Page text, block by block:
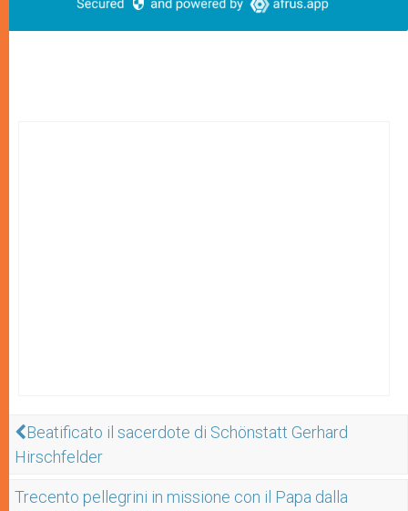
Beatificato il sacerdote di Schönstatt Gerhard
Hirschfelder
Trecento pellegrini in missione con il Papa dalla